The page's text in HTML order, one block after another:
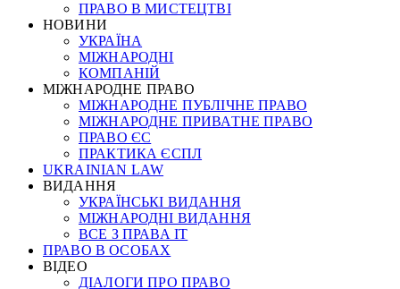
ПРАВО В МИСТЕЦТВІ
НОВИНИ
УКРАЇНА
МІЖНАРОДНІ
КОМПАНІЙ
МІЖНАРОДНЕ ПРАВО
МІЖНАРОДНЕ ПУБЛІЧНЕ ПРАВО
МІЖНАРОДНЕ ПРИВАТНЕ ПРАВО
ПРАВО ЄС
ПРАКТИКА ЄСПЛ
UKRAINIAN LAW
ВИДАННЯ
УКРАЇНСЬКІ ВИДАННЯ
МІЖНАРОДНІ ВИДАННЯ
ВСЕ З ПРАВА ІТ
ПРАВО В ОСОБАХ
ВІДЕО
ДІАЛОГИ ПРО ПРАВО